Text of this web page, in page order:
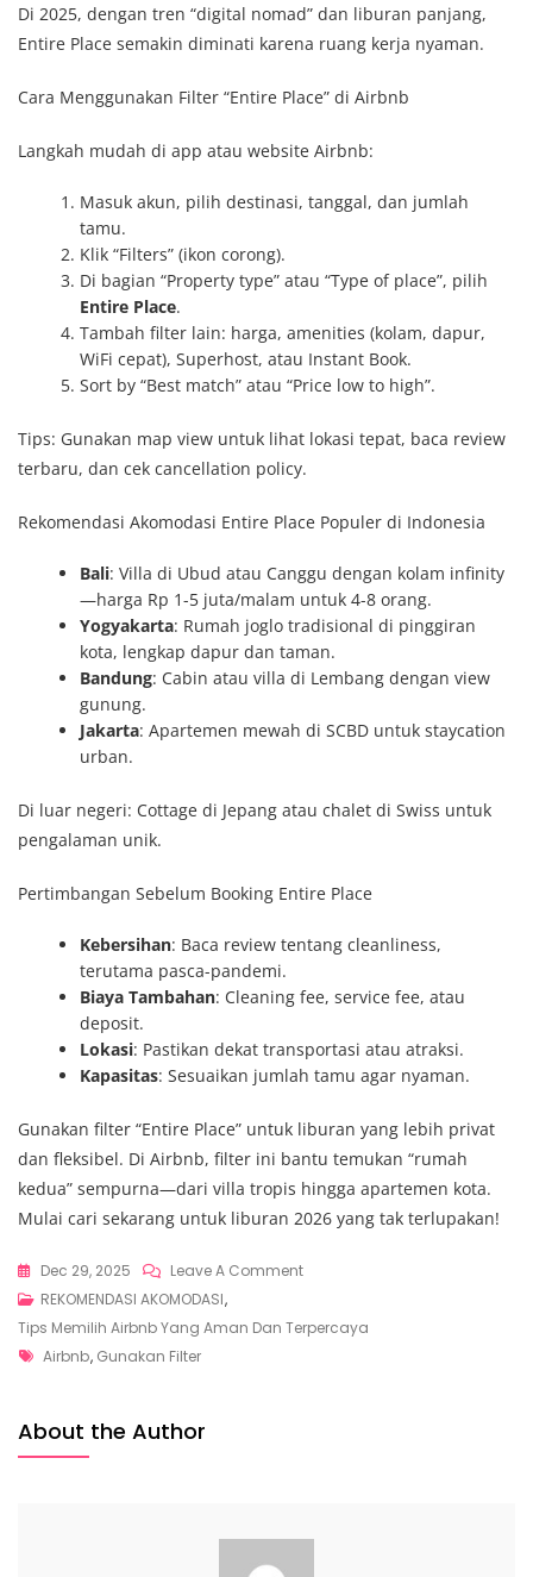
Di 2025, dengan tren “digital nomad” dan liburan panjang,
Entire Place semakin diminati karena ruang kerja nyaman.
Cara Menggunakan Filter “Entire Place” di Airbnb
Langkah mudah di app atau website Airbnb:
Masuk akun, pilih destinasi, tanggal, dan jumlah
tamu.
Klik “Filters” (ikon corong).
Di bagian “Property type” atau “Type of place”, pilih
Entire Place.
Tambah filter lain: harga, amenities (kolam, dapur,
WiFi cepat), Superhost, atau Instant Book.
Sort by “Best match” atau “Price low to high”.
Tips: Gunakan map view untuk lihat lokasi tepat, baca review
terbaru, dan cek cancellation policy.
Rekomendasi Akomodasi Entire Place Populer di Indonesia
Bali: Villa di Ubud atau Canggu dengan kolam infinity
—harga Rp 1-5 juta/malam untuk 4-8 orang.
Yogyakarta: Rumah joglo tradisional di pinggiran
kota, lengkap dapur dan taman.
Bandung: Cabin atau villa di Lembang dengan view
gunung.
Jakarta: Apartemen mewah di SCBD untuk staycation
urban.
Di luar negeri: Cottage di Jepang atau chalet di Swiss untuk
pengalaman unik.
Pertimbangan Sebelum Booking Entire Place
Kebersihan: Baca review tentang cleanliness,
terutama pasca-pandemi.
Biaya Tambahan: Cleaning fee, service fee, atau
deposit.
Lokasi: Pastikan dekat transportasi atau atraksi.
Kapasitas: Sesuaikan jumlah tamu agar nyaman.
Gunakan filter “Entire Place” untuk liburan yang lebih privat
dan fleksibel. Di Airbnb, filter ini bantu temukan “rumah
kedua” sempurna—dari villa tropis hingga apartemen kota.
Mulai cari sekarang untuk liburan 2026 yang tak terlupakan!
Dec 29, 2025 Leave A CommentOn
Filter
REKOMENDASI AKOMODASI,
Tips Memilih Airbnb Yang Aman Dan Terpercaya
Tags
Airbnb, Gunakan Filter
About the Author